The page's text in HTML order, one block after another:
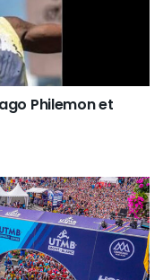
Philemon et